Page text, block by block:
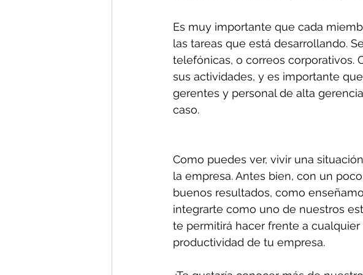
Es muy importante que cada
las tareas que está desarrollando.
telefónicas, o correos corporativos.
sus actividades, y es importante
gerentes y personal de alta
caso.
Como puedes ver, vivir una
la empresa. Antes bien, con un
buenos resultados, como
integrarte como uno de nuestros
te permitirá hacer frente a
productividad de tu empresa.